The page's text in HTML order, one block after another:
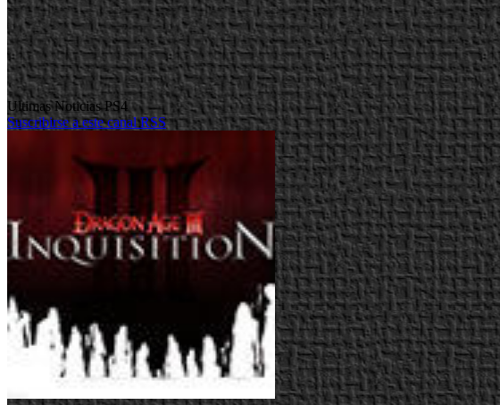
Ultimas Noticias PS4
Suscribirse a este canal RSS